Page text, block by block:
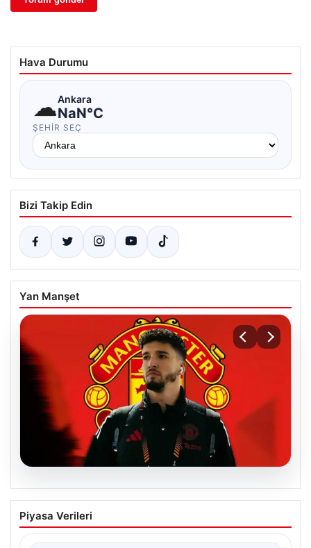
Hava Durumu
☁Ankara
NaN°C
ŞEHIR SEÇ
Bizi Takip Edin
Yan Manşet
07.08.2026
Manchester United resmen duyurdu!
Altay Bayındır’ın yeni adresi belli oldu
Piyasa Verileri